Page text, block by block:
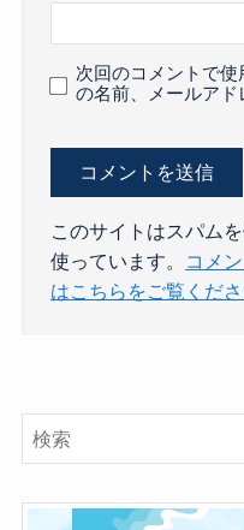
次回のコメントで
の名前、メールアド
このサイトはスパム
使っています。
コメ
はこちらをご覧くだ